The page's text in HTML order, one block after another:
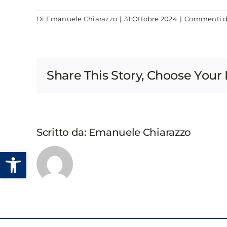
Apri la barra degli strumenti
PUBBLICAZIONI
Di Emanuele Chiarazzo | 31 Ottobre 2024 | Commenti
Share This Story, Choose
Scritto da: Emanuele Chiarazzo